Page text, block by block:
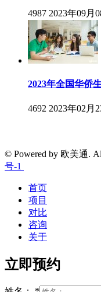
4987 2023年09月
2023年全国华侨
4692 2023年02月
© Powered by 欧美通.
号-1
首页
项目
对比
咨询
关于
立即预约